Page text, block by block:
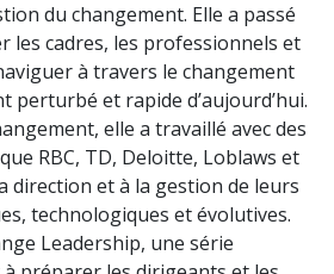
du changement. Elle a passé
les cadres, les professionnels et
à travers le changement
perturbé et rapide d’aujourd’hui.
elle a travaillé avec des
RBC, TD, Deloitte, Loblaws et
direction et à la gestion de leurs
technologiques et évolutives.
Leadership, une série